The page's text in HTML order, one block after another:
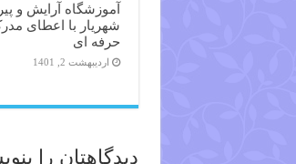
آموزشگاه آرایش و
شهریار با اعطای
حرفه ای
اردیبهشت 2, 1401
دیدگاهتان را